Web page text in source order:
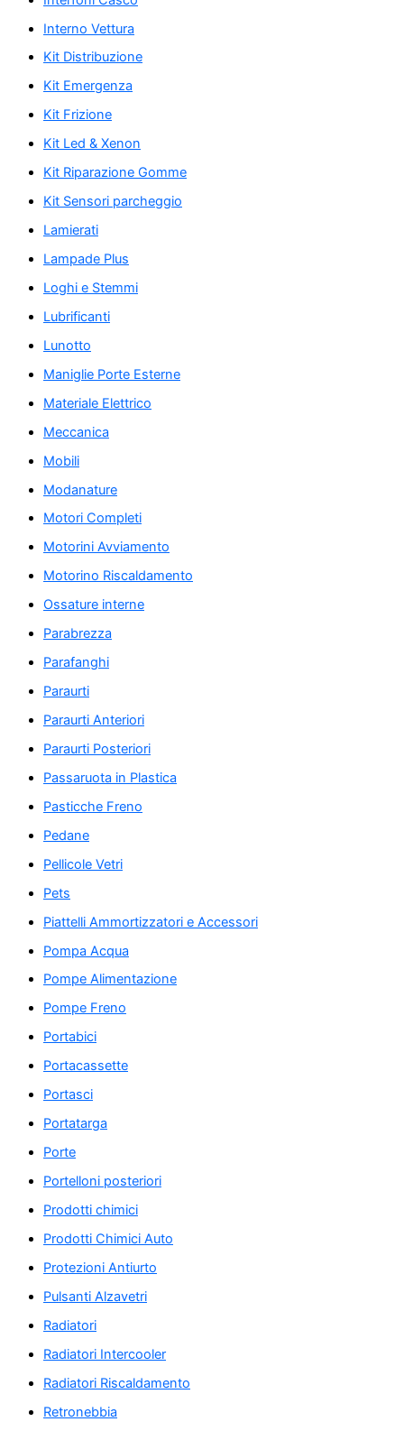
Interno Vettura
Kit Distribuzione
Kit Emergenza
Kit Frizione
Kit Led & Xenon
Kit Riparazione Gomme
Kit Sensori parcheggio
Lamierati
Lampade Plus
Loghi e Stemmi
Lubrificanti
Lunotto
Maniglie Porte Esterne
Materiale Elettrico
Meccanica
Mobili
Modanature
Motori Completi
Motorini Avviamento
Motorino Riscaldamento
Ossature interne
Parabrezza
Parafanghi
Paraurti
Paraurti Anteriori
Paraurti Posteriori
Passaruota in Plastica
Pasticche Freno
Pedane
Pellicole Vetri
Pets
Piattelli Ammortizzatori e Accessori
Pompa Acqua
Pompe Alimentazione
Pompe Freno
Portabici
Portacassette
Portasci
Portatarga
Porte
Portelloni posteriori
Prodotti chimici
Prodotti Chimici Auto
Protezioni Antiurto
Pulsanti Alzavetri
Radiatori
Radiatori Intercooler
Radiatori Riscaldamento
Retronebbia